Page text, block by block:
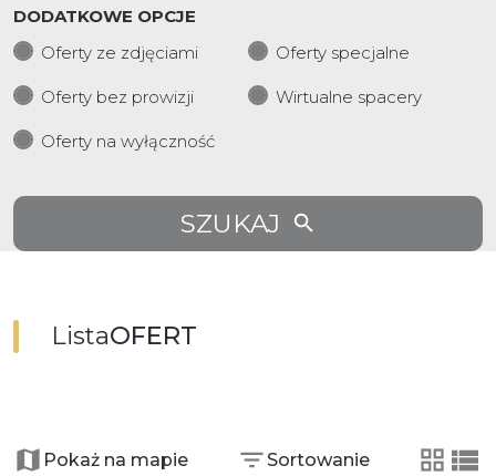
DODATKOWE OPCJE
Oferty ze zdjęciami
Oferty specjalne
Oferty bez prowizji Wirtualne spacery
Oferty na wyłączność
SZUKAJ
ListaOFERT
−Pokaż na mapie Sortowanie
tabela